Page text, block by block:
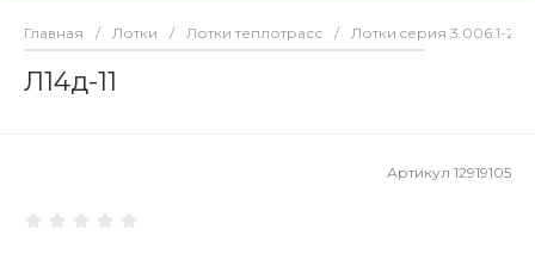
Главная / Лотки / Лотки теплотрасс / Лотки cерия 3.006.1-2.87
Л14д-11
Артикул 12919105